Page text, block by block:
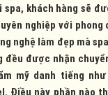
spa, khách hàng sẽ
nghiệp với phong
nghệ làm đẹp mà
đều được nhận
mỹ danh tiếng như
Điều này phần nào